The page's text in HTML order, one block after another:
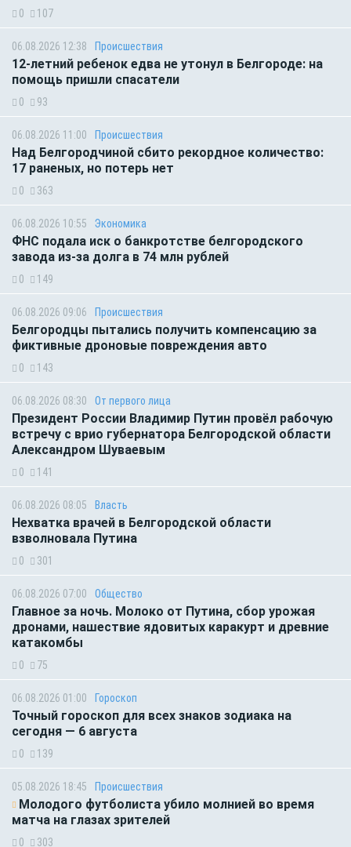
0 107
06.08.2026 12:38 Происшествия
12-летний ребенок едва не утонул в Белгороде: на
помощь пришли спасатели
0 93
06.08.2026 11:00 Происшествия
Над Белгородчиной сбито рекордное количество:
17 раненых, но потерь нет
0 363
06.08.2026 10:55 Экономика
ФНС подала иск о банкротстве белгородского
завода из-за долга в 74 млн рублей
0 149
06.08.2026 09:06 Происшествия
Белгородцы пытались получить компенсацию за
фиктивные дроновые повреждения авто
0 143
06.08.2026 08:30 От первого лица
Президент России Владимир Путин провёл рабочую
встречу с врио губернатора Белгородской области
Александром Шуваевым
0 141
06.08.2026 08:05 Власть
Нехватка врачей в Белгородской области
взволновала Путина
0 301
06.08.2026 07:00 Общество
Главное за ночь. Молоко от Путина, сбор урожая
дронами, нашествие ядовитых каракурт и древние
катакомбы
0 75
06.08.2026 01:00 Гороскоп
Точный гороскоп для всех знаков зодиака на
сегодня — 6 августа
0 139
05.08.2026 18:45 Происшествия
Молодого футболиста убило молнией во время
матча на глазах зрителей
0 303